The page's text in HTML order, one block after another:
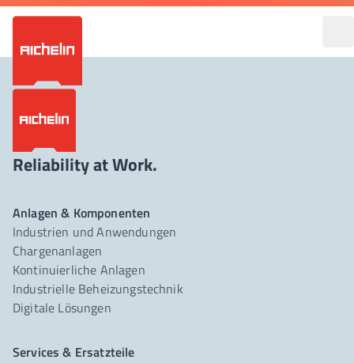
Reliability at Work.
Anlagen & Komponenten
Industrien und Anwendungen
Chargenanlagen
Kontinuierliche Anlagen
Industrielle Beheizungstechnik
Digitale Lösungen
Services & Ersatzteile